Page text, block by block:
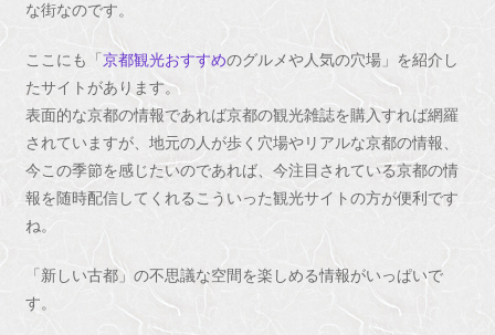
な街なのです。
ここにも「京都観光おすすめのグルメや人気の穴場」を紹介し
たサイトがあります。
表面的な京都の情報であれば京都の観光雑誌を購入すれば網羅
されていますが、地元の人が歩く穴場やリアルな京都の情報、
今この季節を感じたいのであれば、今注目されている京都の情
報を随時配信してくれるこういった観光サイトの方が便利です
ね。
「新しい古都」の不思議な空間を楽しめる情報がいっぱいで
す。